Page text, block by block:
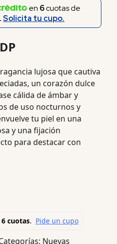
en 6cuotas de
Solicita tu cupo.
lujosa que cautiva
un corazón dulce
cálida de ámbar y
de uso nocturnos y
tu piel en una
y una fijación
para destacar con
Nuevas